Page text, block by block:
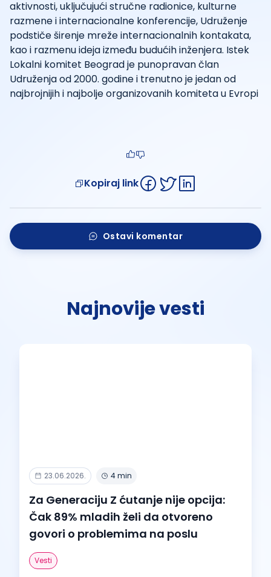
aktivnosti, uključujući stručne radionice, kulturne
razmene i internacionalne konferencije, Udruženje
podstiče širenje mreže internacionalnih kontakata,
kao i razmenu ideja između budućih inženjera. Istek
Lokalni komitet Beograd je punopravan član
Udruženja od 2000. godine i trenutno je jedan od
najbrojnijih i najbolje organizovanih komiteta u Evropi
Kopiraj link
Ostavi komentar
Najnovije vesti
23.06.2026. 4 min
Za Generaciju Z ćutanje nije opcija:
Čak 89% mladih želi da otvoreno
govori o problemima na poslu
Vesti